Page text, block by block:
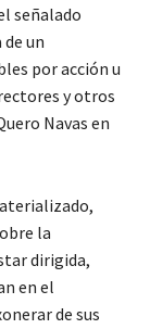
señalado
un
por acción u
y otros
Navas en
la
dirigida,
en el
de sus